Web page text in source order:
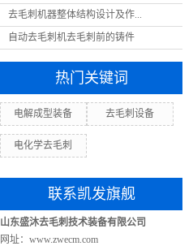
去毛刺机器整体结构设计及作...
自动去毛刺机去毛刺前的铸件
热门关键词
电解成型装备 去毛刺设备
电化学去毛刺
联系凯发旗舰
山东盛沐去毛刺技术装备有限公司
网址：www.zwecm.com